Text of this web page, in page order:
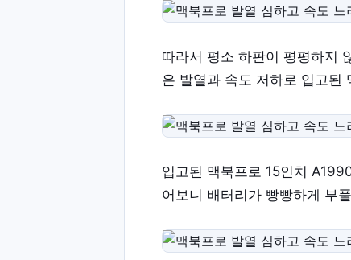
따라서 평소 하판이 평평하지
은 발열과 속도 저하로 입고된
입고된 맥북프로 15인치
어보니 배터리가 빵빵하게 부